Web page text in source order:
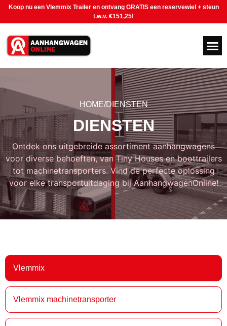
Koop nu een Vlemmix Trailer en ontvang GRATIS een reservewiel + steun
t.w.v. €151,25!
HOME/DIENSTEN
DIENSTEN
Ontdek ons uitgebreide assortiment aanhangwagens
voor diverse behoeften, van Tiny Houses en boottrailers
tot machinetransporters. Vind de perfecte oplossing
voor elke transportuitdaging bij AanhangwagenOnline!
Vlemmix
Vlemmix machinetransporter